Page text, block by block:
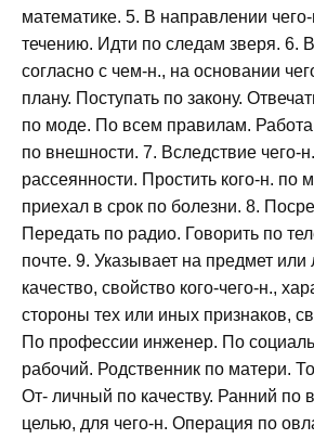
математике. 5. В направлении
течению. Идти по следам зверя. 6. В
согласно с чем-н., на основании
плану. Поступать по закону.
по моде. По всем правилам.
по внешности. 7. Вследствие чего-
рассеянности. Простить кого-н. по
приехал в срок по болезни. 8.
Передать по радио. Говорить по
почте. 9. Указывает на предмет или
качество, свойство кого-чего-н.,
стороны тех или иных признаков,
По профессии инженер. По
рабочий. Родственник по матери.
От- личный по качеству. Ранний по
целью, для чего-н. Операция по